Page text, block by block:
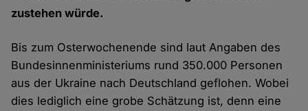
zustehen würde.
Bis zum Osterwochenende sind laut Angaben des
Bundesinnenministeriums rund 350.000 Personen
aus der Ukraine nach Deutschland geflohen. Wobei
dies lediglich eine grobe Schätzung ist, denn eine